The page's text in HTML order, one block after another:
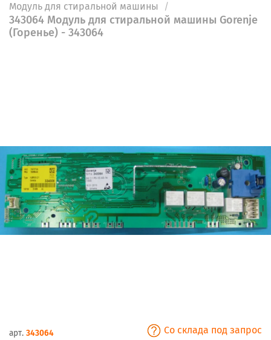
Модуль для стиральной машины
343064 Модуль для стиральной машины Gorenje
(Горенье) - 343064
арт. 343064 Со склада под запрос